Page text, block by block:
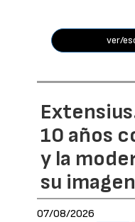
ver/
10 años
y la
su imagen
07/08/2026